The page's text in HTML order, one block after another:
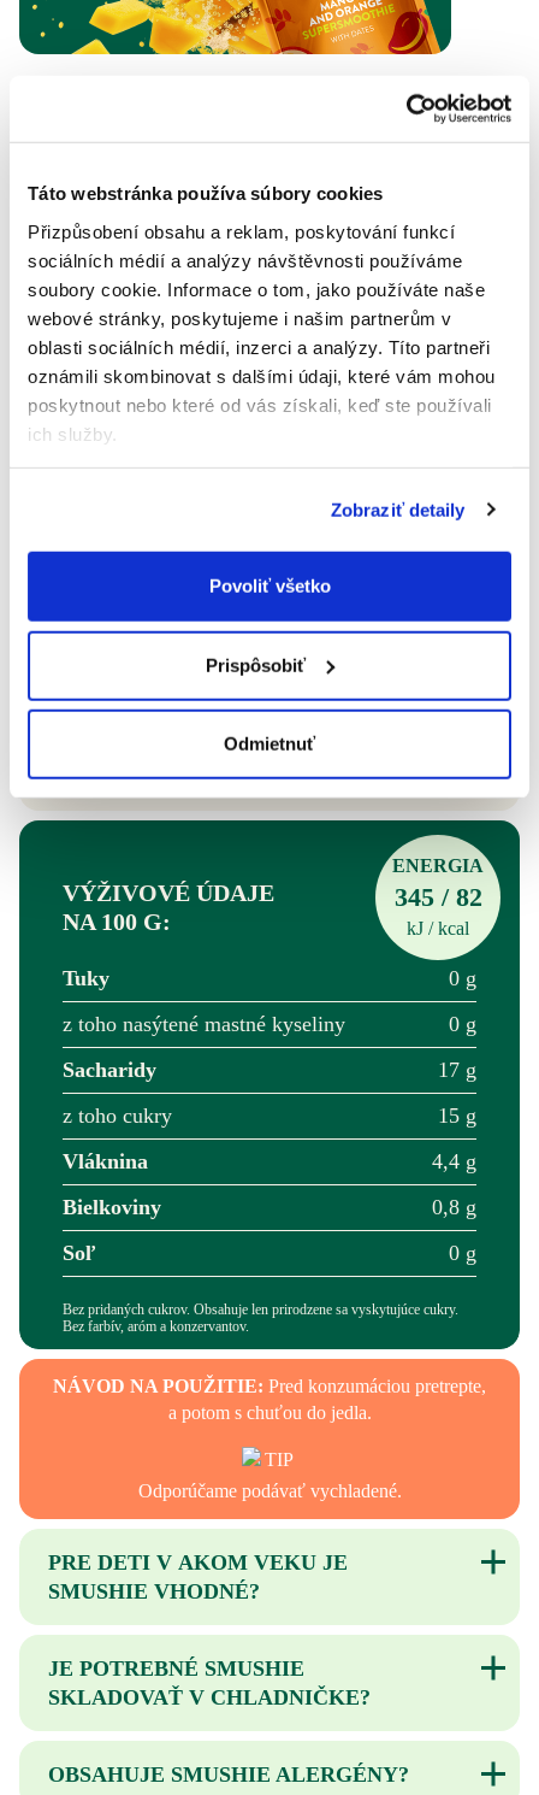
Táto webstránka používa súbory cookies
Přizpůsobení obsahu a reklam, poskytování funkcí
sociálních médií a analýzy návštěvnosti používáme
soubory cookie. Informace o tom, jako používáte naše
webové stránky, poskytujeme i našim partnerům v
oblasti sociálních médií, inzerci a analýzy. Títo partneři
oznámili skombinovat s dalšími údaji, které vám mohou
poskytnout nebo které od vás získali, keď ste používali
ich služby.
Zobraziť detaily
Povoliť všetko
Prispôsobiť
Odmietnuť
Z ČISTÉHO
OBOHATENÉ
O SUPERFRUIT
PRE DOSPELÝCH
*pomarančová dužina 19 %, voda, *datle 5 %.
VÝŽIVOVÉ ÚDAJE
NA 100 G:
ENERGIA
345 / 82
kJ / kcal
Tuky
0 g
z toho nasýtené mastné kyseliny
0 g
Sacharidy
17 g
z toho cukry
15 g
Vláknina
4,4 g
Bielkoviny
0,8 g
Soľ
0 g
Bez pridaných cukrov. Obsahuje len prirodzene sa vyskytujúce cukry.
Bez farbív, aróm a konzervantov.
NÁVOD NA POUŽITIE: Pred konzumáciou pretrepte,
a potom s chuťou do jedla.
Odporúčame podávať vychladené.
PRE DETI V AKOM VEKU JE
SMUSHIE VHODNÉ?
Smushie je vhodné pre deti od 2 rokov.
JE POTREBNÉ SMUSHIE
SKLADOVAŤ V CHLADNIČKE?
Pred otvorením je možné skladovať aj pri
izbovej teplote. Po otvorení skladujte
OBSAHUJE SMUSHIE ALERGÉNY?